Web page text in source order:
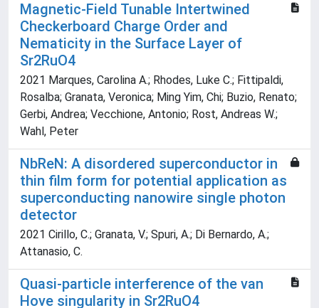
Magnetic-Field Tunable Intertwined
Checkerboard Charge Order and
Nematicity in the Surface Layer of
Sr2RuO4
2021 Marques, Carolina A.; Rhodes, Luke C.; Fittipaldi,
Rosalba; Granata, Veronica; Ming Yim, Chi; Buzio, Renato;
Gerbi, Andrea; Vecchione, Antonio; Rost, Andreas W.;
Wahl, Peter
NbReN: A disordered superconductor in
thin film form for potential application as
superconducting nanowire single photon
detector
2021 Cirillo, C.; Granata, V.; Spuri, A.; Di Bernardo, A.;
Attanasio, C.
Quasi-particle interference of the van
Hove singularity in Sr2RuO4